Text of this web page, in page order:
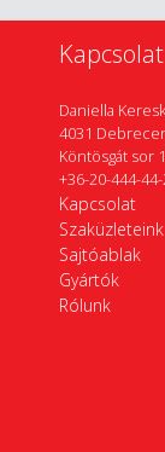
Kapcsolat
Daniella
4031
Köntösgát sor
+36-20-444-
Kapcsolat
Szaküzleteink
Sajtóablak
Gyártók
Rólunk